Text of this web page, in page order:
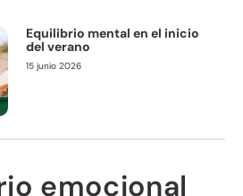
Equilibrio mental en el inicio
del verano
15 junio 2026
emocional